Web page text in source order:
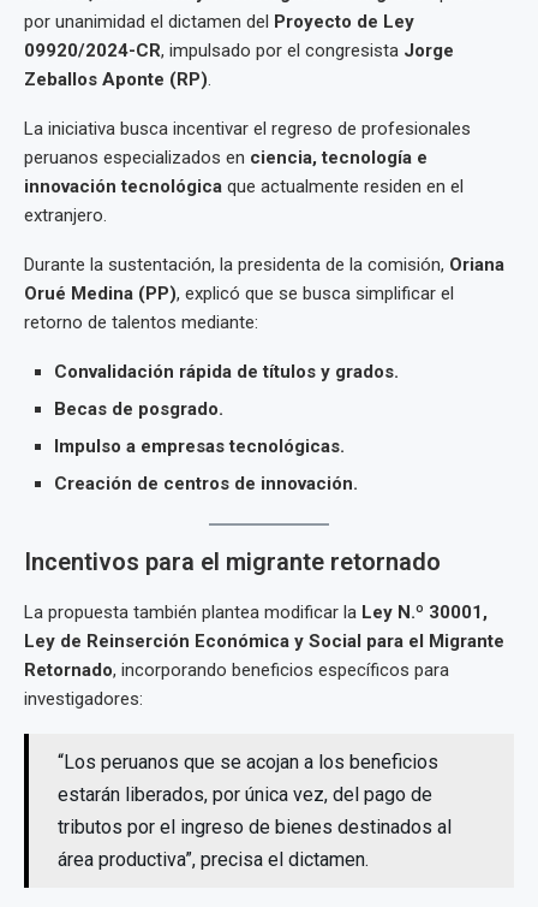
por unanimidad el dictamen del Proyecto de Ley
09920/2024-CR, impulsado por el congresista Jorge
Zeballos Aponte (RP).
La iniciativa busca incentivar el regreso de profesionales
peruanos especializados en ciencia, tecnología e
innovación tecnológica que actualmente residen en el
extranjero.
Durante la sustentación, la presidenta de la comisión, Oriana
Orué Medina (PP), explicó que se busca simplificar el
retorno de talentos mediante:
Convalidación rápida de títulos y grados.
Becas de posgrado.
Impulso a empresas tecnológicas.
Creación de centros de innovación.
Incentivos para el migrante retornado
La propuesta también plantea modificar la Ley N.º 30001,
Ley de Reinserción Económica y Social para el Migrante
Retornado, incorporando beneficios específicos para
investigadores:
“Los peruanos que se acojan a los beneficios
estarán liberados, por única vez, del pago de
tributos por el ingreso de bienes destinados al
área productiva”, precisa el dictamen.